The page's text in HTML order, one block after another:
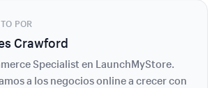
POR
Crawford
Specialist en LaunchMyStore.
a los negocios online a crecer con